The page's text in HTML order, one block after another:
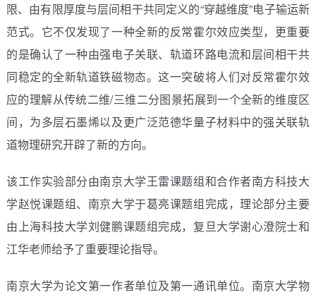
限、由有限厚度与层间相干共同定义的“穿越维度”电子输运新
范式。它不仅发现了一种全新的反常霍尔效应类型，更重要
的是确认了一种由强电子关联、轨道环路电流和层间相干共
同稳定的全新轨道铁磁物态。这一突破将人们对反常霍尔效
应的理解从传统二维/三维二分图景拓展到一个全新的维度区
间，为多层石墨烯以及更广泛范德华量子材料中的强关联轨
道物理研究开辟了新的方向。
该工作实验部分由南京大学王雷课题组和合作者南方科技大
学赵悦课题组、南京大学于葛亮课题组完成，理论部分主要
由上海科技大学刘健鹏课题组完成，复旦大学谢心澄院士和
江华老师给予了重要理论指导。
南京大学为论文第一作者单位及第一通讯单位。南京大学物